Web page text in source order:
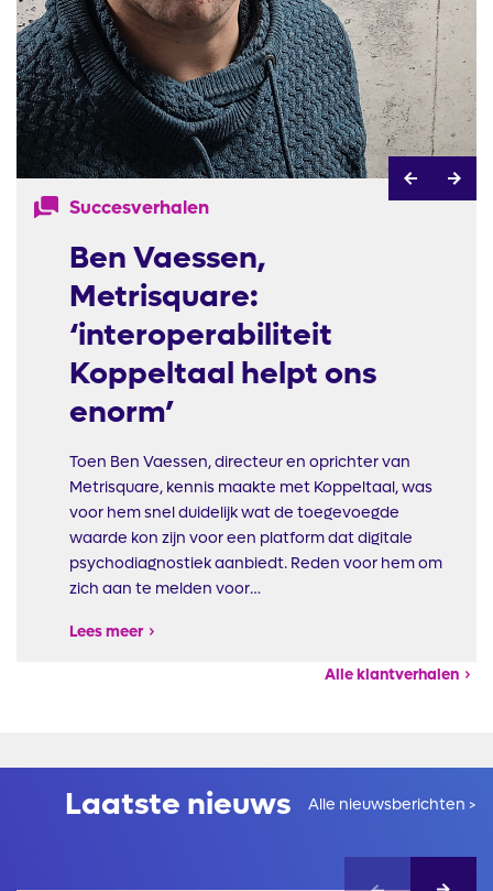
Succesverhalen
Ben Vaessen,
Metrisquare:
‘interoperabiliteit
Koppeltaal helpt ons
enorm’
Toen Ben Vaessen, directeur en oprichter van
Metrisquare, kennis maakte met Koppeltaal, was
voor hem snel duidelijk wat de toegevoegde
waarde kon zijn voor een platform dat digitale
psychodiagnostiek aanbiedt. Reden voor hem om
zich aan te melden voor…
Lees meer
Alle klantverhalen
Laatste nieuws Alle nieuwsberichten >